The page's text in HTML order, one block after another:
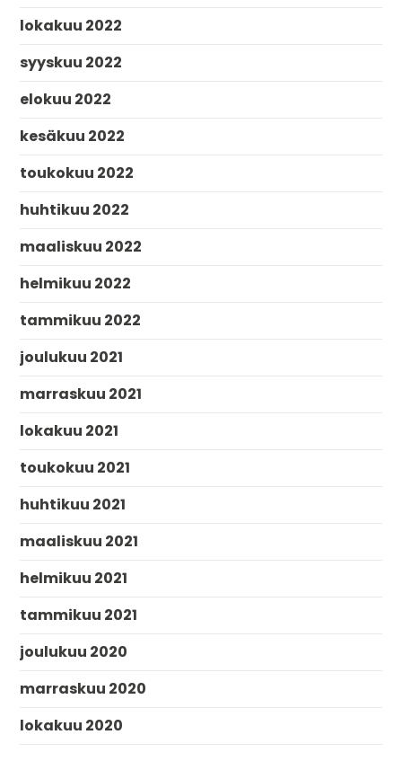
lokakuu 2022
syyskuu 2022
elokuu 2022
kesäkuu 2022
toukokuu 2022
huhtikuu 2022
maaliskuu 2022
helmikuu 2022
tammikuu 2022
joulukuu 2021
marraskuu 2021
lokakuu 2021
toukokuu 2021
huhtikuu 2021
maaliskuu 2021
helmikuu 2021
tammikuu 2021
joulukuu 2020
marraskuu 2020
lokakuu 2020